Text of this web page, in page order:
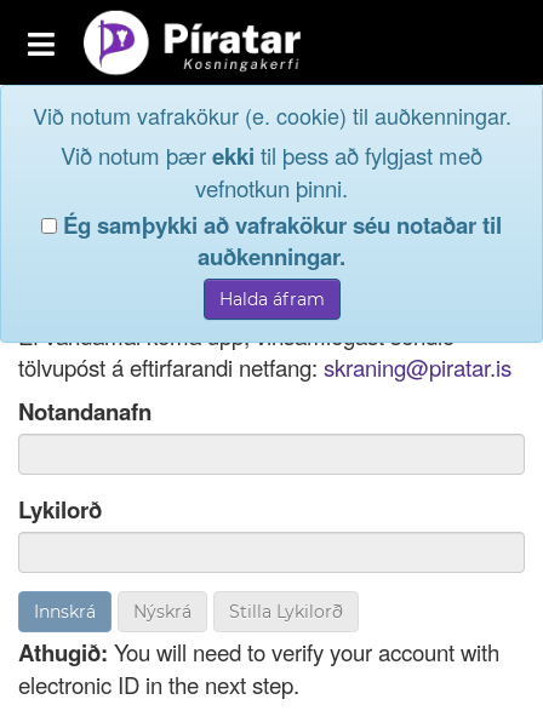
Toggle
navigation
Aðildarfélög
Innskrá
Við notum vafrakökur (e. cookie) til auðkenningar.
Við notum þærekki til þess að fylgjast með
vefnotkun þinni.
Ég samþykki að vafrakökur séu notaðar til
auðkenningar.
Innskráog taktu þátt í
lýðræðinu...
Ef þú hefur gleymt notendanafni þínu, þá má einnig
nota netfang eða kennitölu til innskráningar.
Ef vandamál koma upp, vinsamlegast sendið
tölvupóst á eftirfarandi netfang: skraning@piratar.is
Notandanafn
Lykilorð
Nýskrá Stilla Lykilorð
Athugið: You will need to verify your account with
electronic ID in the next step.